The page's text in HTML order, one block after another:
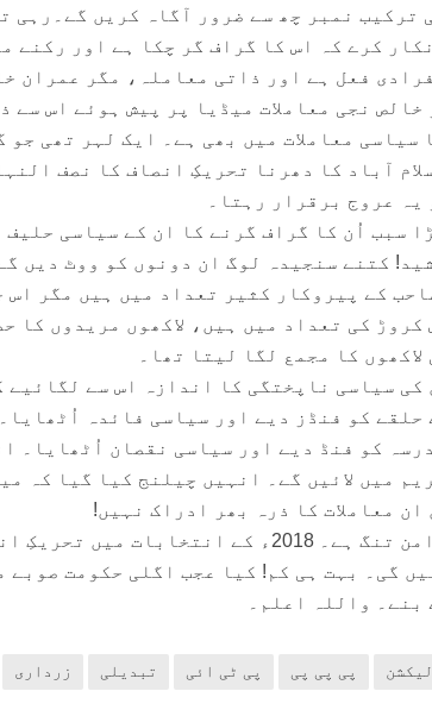
ترکیب نمبر چھ سے ضرور آگاہ کریں گے۔رہی
کرے کہ اس کا گراف گر چکا ہے اور رکنے
فعل ہے اور ذاتی معاملہ، مگر عمران
خالص نجی معاملات میڈیا پر پیش ہوئے اس سے
سیاسی معاملات میں بھی ہے۔ ایک لہر تھی جو
آباد کا دھرنا تحریکِ انصاف کا نصف
یہ عروج برقرار رہتا۔
سبب اُن کا گراف گرنے کا ان کے سیاسی حلیف
کتنے سنجیدہ لوگ ان دونوں کو ووٹ دیں
کے پیروکار کثیر تعداد میں ہیں مگر اس
کروڑ کی تعداد میں ہیں، لاکھوں مریدوں کا
لاکھوں کا مجمع لگا لیتا تھا۔
کی سیاسی ناپختگی کا اندازہ اس سے لگائیے
حلقے کو فنڈز دیے اور سیاسی فائدہ
کو فنڈ دیے اور سیاسی نقصان اُٹھایا۔
میں لائیں گے۔ انہیں چیلنج کیا گیا کہ
ان معاملات کا ذرہ بھر ادراک نہیں!
کاغذ کا دامن تنگ ہے۔ 2018ء کے
گی۔ بہت ہی کم! کیا عجب اگلی حکومت صوبے
بنے۔ واللہ اعلم۔
پی پی پی پی ٹی ائی تبدیلی زرداری